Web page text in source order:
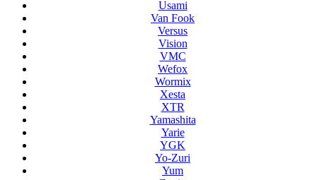
Usami
Van Fook
Versus
Vision
VMC
Wefox
Wormix
Xesta
XTR
Yamashita
Yarie
YGK
Yo-Zuri
Yum